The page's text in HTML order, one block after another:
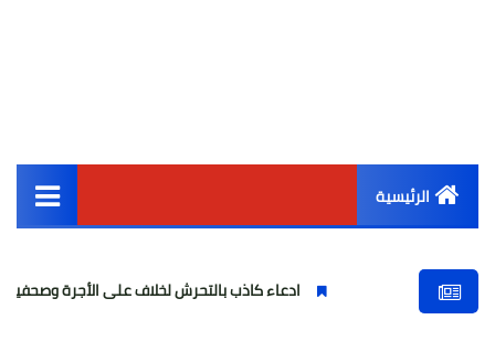
الرئيسية
أخبار مصر
ادعاء كاذب بالتحرش لخلاف على الأجرة وصحفية وهمية